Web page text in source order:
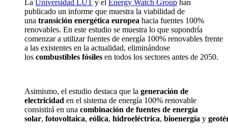
La Universidad LUT y el Energy Watch Group han
publicado un informe que muestra la viabilidad de
una transición energética europea hacia fuentes 100%
renovables. En este estudio se muestra lo que supondría
comenzar a utilizar fuentes de energía 100% renovables frente
a las existentes en la actualidad, eliminándose
los combustibles fósiles en todos los sectores antes de 2050.
Asimismo, el estudio destaca que la generación de
electricidad en el sistema de energía 100% renovable
consistirá en una combinación de fuentes de energía
solar, fotovoltaica, eólica, hidroeléctrica, bioenergía y